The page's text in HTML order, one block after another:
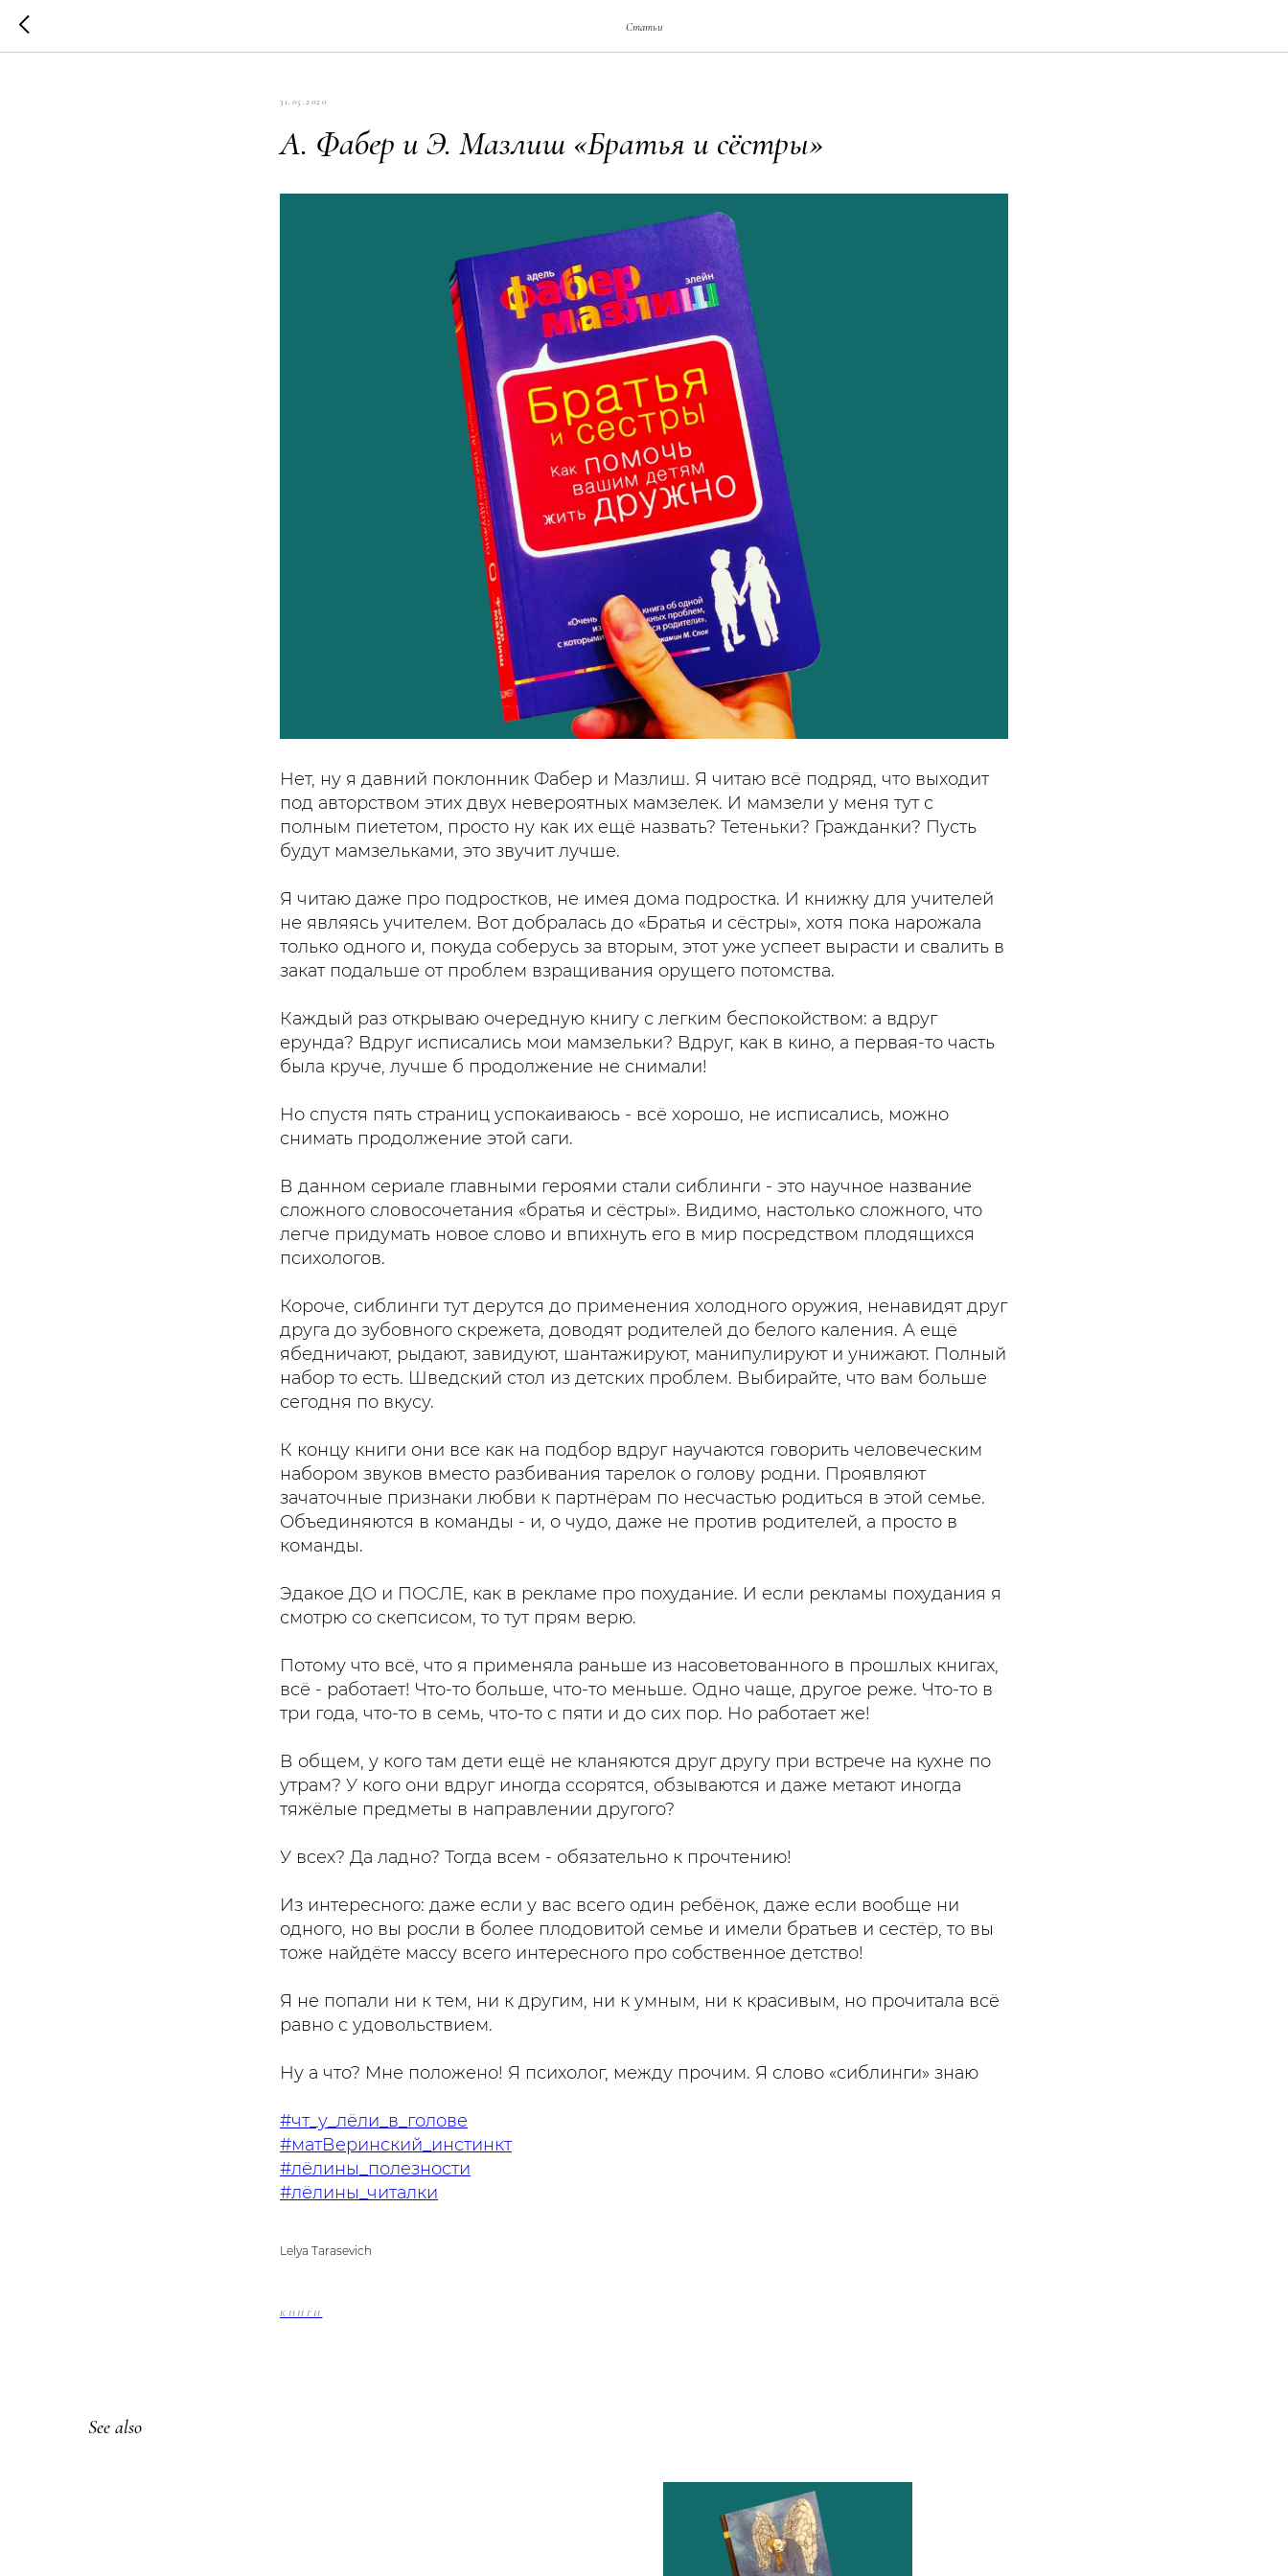
Статьи
31.05.2020
А. Фабер и Э. Мазлиш «Братья и сёстры»
Нет, ну я давний поклонник Фабер и Мазлиш. Я читаю всё подряд, что выходит
под авторством этих двух невероятных мамзелек. И мамзели у меня тут с
полным пиететом, просто ну как их ещё назвать? Тетеньки? Гражданки? Пусть
будут мамзельками, это звучит лучше.
Я читаю даже про подростков, не имея дома подростка. И книжку для учителей
не являясь учителем. Вот добралась до «Братья и сёстры», хотя пока нарожала
только одного и, покуда соберусь за вторым, этот уже успеет вырасти и свалить в
закат подальше от проблем взращивания орущего потомства.
Каждый раз открываю очередную книгу с легким беспокойством: а вдруг
ерунда? Вдруг исписались мои мамзельки? Вдруг, как в кино, а первая-то часть
была круче, лучше б продолжение не снимали!
Но спустя пять страниц успокаиваюсь - всё хорошо, не исписались, можно
снимать продолжение этой саги.
В данном сериале главными героями стали сиблинги - это научное название
сложного словосочетания «братья и сёстры». Видимо, настолько сложного, что
легче придумать новое слово и впихнуть его в мир посредством плодящихся
психологов.
Короче, сиблинги тут дерутся до применения холодного оружия, ненавидят друг
друга до зубовного скрежета, доводят родителей до белого каления. А ещё
ябедничают, рыдают, завидуют, шантажируют, манипулируют и унижают. Полный
набор то есть. Шведский стол из детских проблем. Выбирайте, что вам больше
сегодня по вкусу.
К концу книги они все как на подбор вдруг научаются говорить человеческим
набором звуков вместо разбивания тарелок о голову родни. Проявляют
зачаточные признаки любви к партнёрам по несчастью родиться в этой семье.
Объединяются в команды - и, о чудо, даже не против родителей, а просто в
команды.
Эдакое ДО и ПОСЛЕ, как в рекламе про похудание. И если рекламы похудания я
смотрю со скепсисом, то тут прям верю.
Потому что всё, что я применяла раньше из насоветованного в прошлых книгах,
всё - работает! Что-то больше, что-то меньше. Одно чаще, другое реже. Что-то в
три года, что-то в семь, что-то с пяти и до сих пор. Но работает же!
В общем, у кого там дети ещё не кланяются друг другу при встрече на кухне по
утрам? У кого они вдруг иногда ссорятся, обзываются и даже метают иногда
тяжёлые предметы в направлении другого?
У всех? Да ладно? Тогда всем - обязательно к прочтению!
Из интересного: даже если у вас всего один ребёнок, даже если вообще ни
одного, но вы росли в более плодовитой семье и имели братьев и сестёр, то вы
тоже найдёте массу всего интересного про собственное детство!
Я не попали ни к тем, ни к другим, ни к умным, ни к красивым, но прочитала всё
равно с удовольствием.
Ну а что? Мне положено! Я психолог, между прочим. Я слово «сиблинги» знаю
#чт_у_лёли_в_голове
#матВеринский_инстинкт
#лёлины_полезности
#лёлины_читалки
Lelya Tarasevich
КНИГИ
See also